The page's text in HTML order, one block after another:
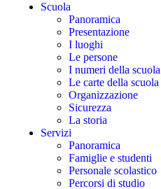
Scuola
Panoramica
Presentazione
I luoghi
Le persone
I numeri della scuola
Le carte della scuola
Organizzazione
Sicurezza
La storia
Servizi
Panoramica
Famiglie e studenti
Personale scolastico
Percorsi di studio